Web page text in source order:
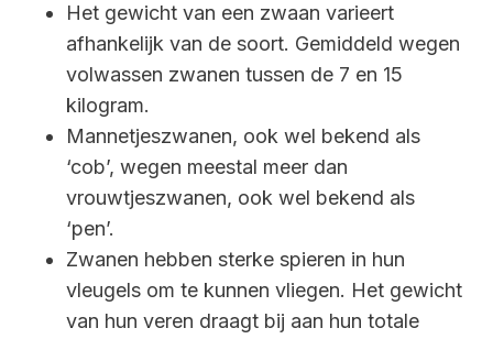
Het gewicht van een zwaan varieert
afhankelijk van de soort. Gemiddeld wegen
volwassen zwanen tussen de 7 en 15
kilogram.
Mannetjeszwanen, ook wel bekend als
‘cob’, wegen meestal meer dan
vrouwtjeszwanen, ook wel bekend als
‘pen’.
Zwanen hebben sterke spieren in hun
vleugels om te kunnen vliegen. Het gewicht
van hun veren draagt ​​bij aan hun totale